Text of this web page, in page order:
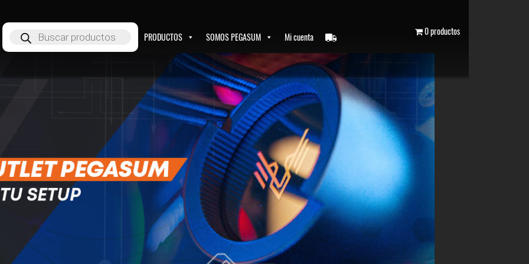
Búsqueda
productos
PRODUCTOS SOMOS PEGASUM Mi cuenta 0 productos